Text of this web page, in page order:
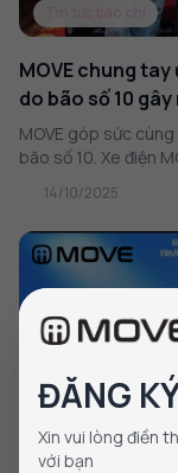
MOVE chung
do bão số 10 gây
MOVE góp sức
bão số 10. Xe điện
14/10/2025
ĐĂNG
Xin vui lòng điền
với bạn